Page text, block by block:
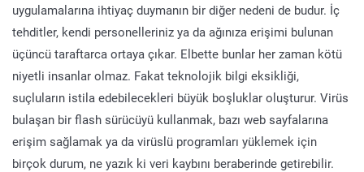
uygulamalarına ihtiyaç duymanın bir diğer nedeni de budur. İç
tehditler, kendi personelleriniz ya da ağınıza erişimi bulunan
üçüncü taraftarca ortaya çıkar. Elbette bunlar her zaman kötü
niyetli insanlar olmaz. Fakat teknolojik bilgi eksikliği,
suçluların istila edebilecekleri büyük boşluklar oluşturur. Virüs
bulaşan bir flash sürücüyü kullanmak, bazı web sayfalarına
erişim sağlamak ya da virüslü programları yüklemek için
birçok durum, ne yazık ki veri kaybını beraberinde getirebilir.